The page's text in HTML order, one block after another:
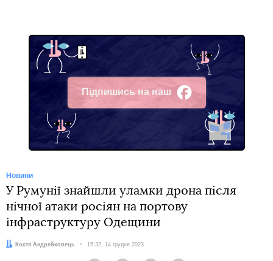
Підпишись на наш
Facebook
Новини
У Румунії знайшли уламки дрона після
нічної атаки росіян на портову
інфраструктуру Одещини
Автор:Костя Андрейковець Дата:
15:32, 14 грудня 2023